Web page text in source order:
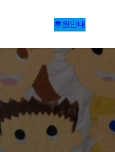
후원안내